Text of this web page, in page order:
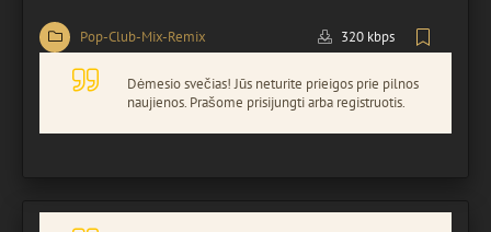
Pop-Club-Mix-Remix 320 kbps
Dėmesio svečias! Jūs neturite prieigos prie pilnos
naujienos. Prašome prisijungti arba registruotis.